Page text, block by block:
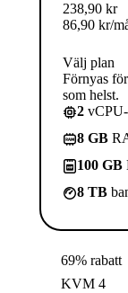
238,90 kr
86,90 kr/
Välj plan
Förnyas
som helst.
2
8 GB
100 GB
8 TB
69% rabatt
KVM 4